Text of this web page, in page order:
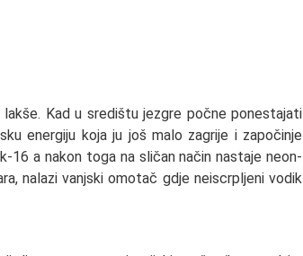
Kad u središtu jezgre počne ponestajati
energiju koja ju još malo zagrije i započinje
16 a nakon toga na sličan način nastaje neon-
nalazi vanjski omotač gdje neiscrpljeni vodik